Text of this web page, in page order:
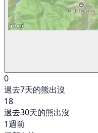
0
過去7天的熊出沒
18
過去30天的熊出沒
1週前